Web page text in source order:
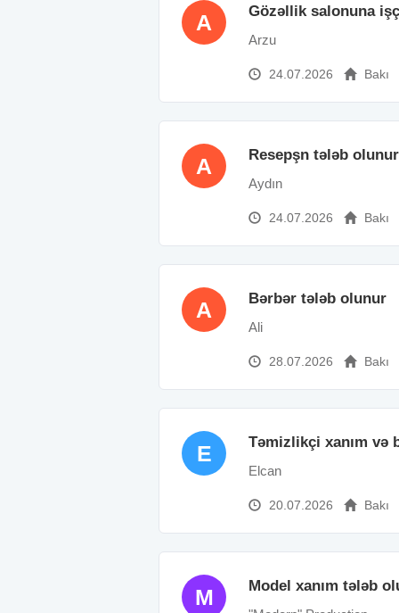
A Gözəllik salonuna
Arzu
24.07.2026 Bakı
A Resepşn tələb olunur
Aydın
24.07.2026 Bakı
A Bərbər tələb olunur
Ali
28.07.2026 Bakı
E Təmizlikçi xanım və
Elcan
20.07.2026 Bakı
M Model xanım tələb